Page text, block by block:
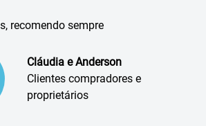
recomendo sempre
Cláudia e Anderson
Clientes compradores e
proprietários